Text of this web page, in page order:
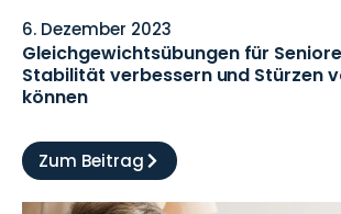
6. Dezember 2023
Gleichgewichtsübungen für
Stabilität verbessern und Stürzen
können
Zum Beitrag